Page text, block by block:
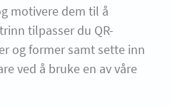
motivere dem til å
tilpasser du QR-
og former samt sette inn
ved å bruke en av våre